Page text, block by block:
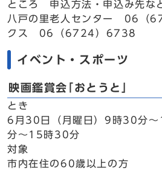
ところ 申込方法・申込み先な
八戸の里老人センター 06（
クス 06（6724）6738
イベント・スポーツ
映画鑑賞会｢おとうと｣
とき
6月30日（月曜日）9時30分
分～15時30分
対象
市内在住の60歳以上の方